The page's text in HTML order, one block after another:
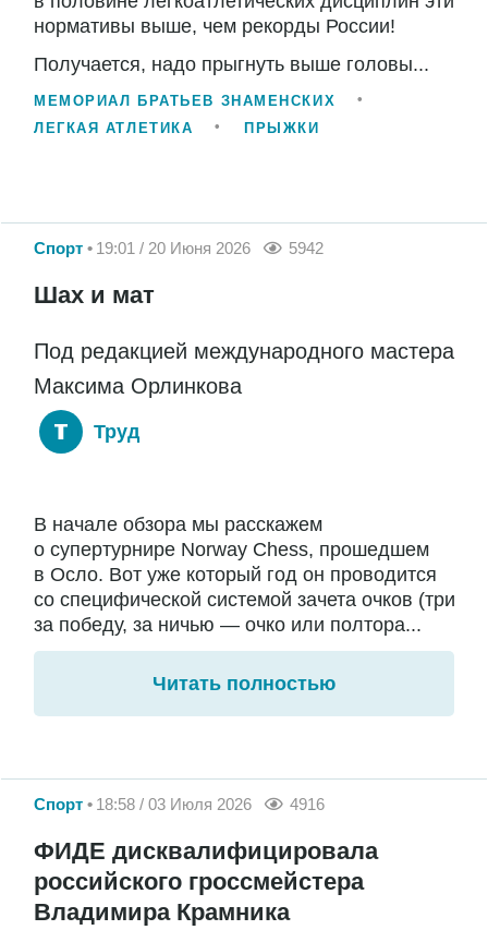
нормативы выше, чем рекорды России!
Получается, надо прыгнуть выше головы...
МЕМОРИАЛ БРАТЬЕВ ЗНАМЕНСКИХ
ЛЕГКАЯ АТЛЕТИКА
ПРЫЖКИ
Спорт 19:01 / 20 Июня 2026 5942
Шах и мат
Под редакцией международного мастера
Максима Орлинкова
Труд
В начале обзора мы расскажем
о супертурнире Norway Chess, прошедшем
в Осло. Вот уже который год он проводится
со специфической системой зачета очков (три
за победу, за ничью — очко или полтора...
Читать полностью
Спорт 18:58 / 03 Июля 2026 4916
ФИДЕ дисквалифицировала
российского гроссмейстера
Владимира Крамника